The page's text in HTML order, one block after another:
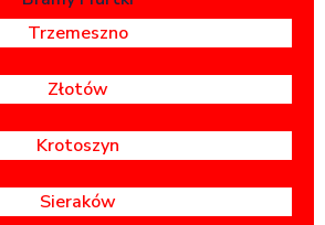
Trzemeszno
Złotów
Krotoszyn
Sieraków